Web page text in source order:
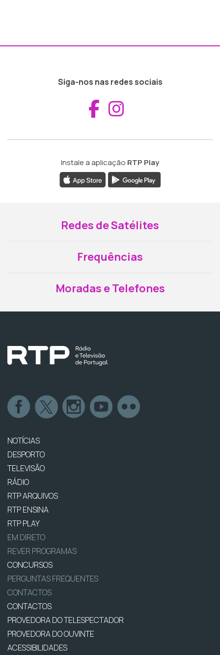
Siga-nos nas redes sociais
Aceder ao
Instale a aplicação RTP Play
Redes de Satélites
Frequências
Moradas e Telefones
NOTÍCIAS
DESPORTO
TELEVISÃO
RÁDIO
RTP ARQUIVOS
RTP ENSINA
RTP PLAY
EM DIRETO
REVER PROGRAMAS
CONCURSOS
PERGUNTAS FREQUENTES
CONTACTOS
CONTACTOS
PROVEDORA DO TELESPECTADOR
PROVEDORA DO OUVINTE
ACESSIBILIDADES